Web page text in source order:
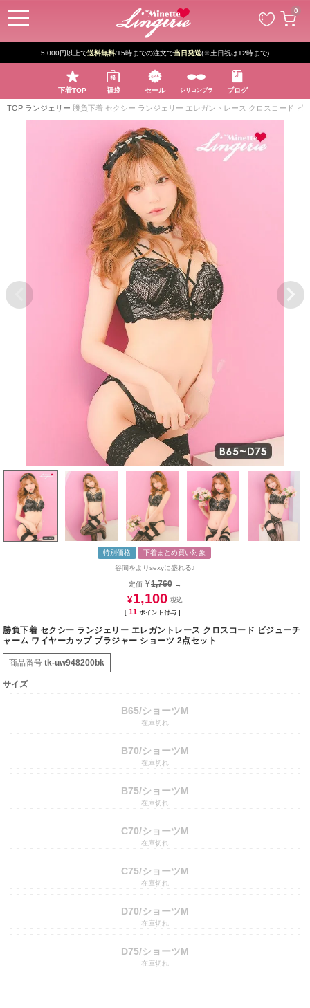
0
5,000円以上で送料無料/15時までの注文で当日発送(※土日祝は12時まで)
下着TOP 福袋 セール シリコンブラ ブログ
TOP ランジェリー 勝負下着 セクシー ランジェリー エレガントレース クロスコード
特別価格
下着まとめ買い対象
谷間をよりsexyに盛れる♪
定価 ¥1,760 →
¥1,100
[ 11 ポイント付与 ]
勝負下着 セクシー ランジェリー エレガントレース クロスコード ビジューチ
ャーム ワイヤーカップ ブラジャー ショーツ 2点セット
商品番号 tk-uw948200bk
サイズ
B65/ショーツM
在庫切れ
B70/ショーツM
在庫切れ
B75/ショーツM
在庫切れ
C70/ショーツM
在庫切れ
C75/ショーツM
在庫切れ
D70/ショーツM
在庫切れ
D75/ショーツM
在庫切れ
ペー
ジト